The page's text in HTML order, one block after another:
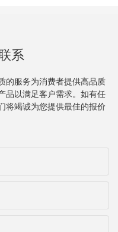
系
的服务为消费者提供高品质
品以满足客户需求。如有任
将竭诚为您提供最佳的报价